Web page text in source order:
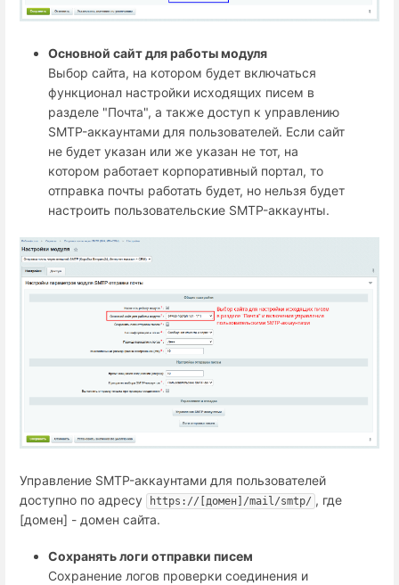
Основной сайт для работы модуля
Выбор сайта, на котором будет включаться
функционал настройки исходящих писем в
разделе "Почта", а также доступ к управлению
SMTP-аккаунтами для пользователей. Если сайт
не будет указан или же указан не тот, на
котором работает корпоративный портал, то
отправка почты работать будет, но нельзя будет
настроить пользовательские SMTP-аккаунты.
Управление SMTP-аккаунтами для пользователей
доступно по адресу
https://[домен]/mail/smtp/ , где
[домен] - домен сайта.
Сохранять логи отправки писем
Сохранение логов проверки соединения и